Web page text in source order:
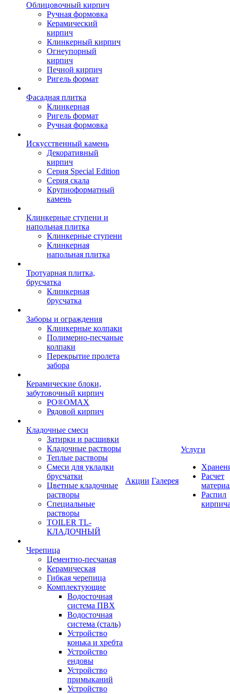
Облицовочный кирпич
Ручная формовка
Керамический
кирпич
Клинкерный кирпич
Огнеупорный
кирпич
Печной кирпич
Ригель формат
Фасадная плитка
Клинкерная
Ригель формат
Ручная формовка
Искусственный камень
Декоративный
кирпич
Серия Special Edition
Серия скала
Крупноформатный
камень
Клинкерные ступени и
напольная плитка
Клинкерные ступени
Клинкерная
напольная плитка
Тротуарная плитка,
брусчатка
Клинкерная
брусчатка
Заборы и ограждения
Клинкерные колпаки
Полимерно-песчаные
колпаки
Перекрытие пролета
забора
Керамические блоки,
забутовочный кирпич
PO®OMAX
Рядовой кирпич
Кладочные смеси
Затирки и расшивки
Кладочные растворы
Теплые растворы
Смеси для укладки
брусчатки
Цветные кладочные
растворы
Специальные
растворы
TOILER TL-
КЛАДОЧНЫЙ
Черепица
Цементно-песчаная
Керамическая
Гибкая черепица
Комплектующие
Водосточная
система ПВХ
Водосточная
система (сталь)
Устройство
конька и хребта
Устройство
ендовы
Устройство
примыканий
Устройство
Акции Галерея
Услуги
Расчет
Распил